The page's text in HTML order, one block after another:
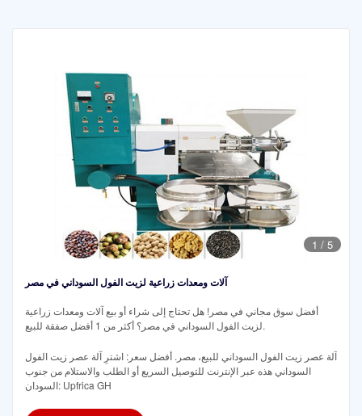
1 / 5
آلات ومعدات زراعية لزيت الفول السوداني في مصر
أفضل سوق مجاني في مصر! هل تحتاج إلى شراء أو بيع آلات ومعدات زراعية
لزيت الفول السوداني في مصر؟ أكثر من 1 أفضل صفقة للبيع.
آلة عصر زيت الفول السوداني للبيع، مصر. أفضل سعر: اشترِ آلة عصر زيت الفول
السوداني هذه عبر الإنترنت للتوصيل السريع أو الطلب والاستلام من جنوب
السودان: Upfrica GH